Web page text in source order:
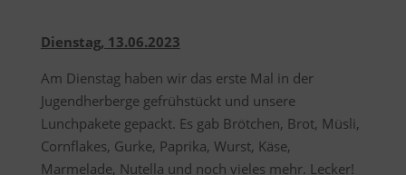
Dienstag, 13.06.2023
Am Dienstag haben wir das erste Mal in der
Jugendherberge gefrühstückt und unsere
Lunchpakete gepackt. Es gab Brötchen, Brot, Müsli,
Cornflakes, Gurke, Paprika, Wurst, Käse,
Marmelade, Nutella und noch vieles mehr. Lecker!